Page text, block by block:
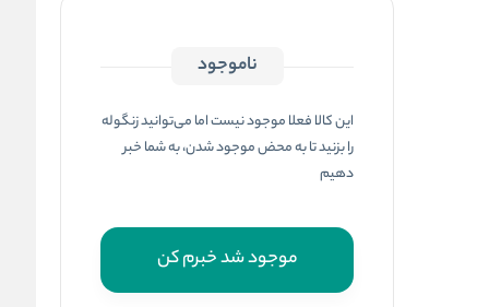
ناموجود
این کالا فعلا موجود نیست اما می‌توانید زنگوله
را بزنید تا به محض موجود شدن، به شما خبر
دهیم
موجود شد خبرم کن